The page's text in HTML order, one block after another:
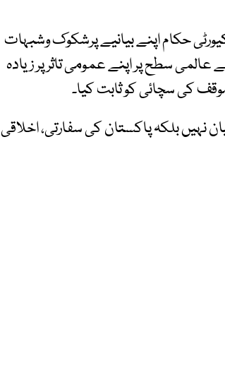
حکام اپنے بیانیے پرشکوک وشبہات
عالمی سطح پر اپنے عمومی تاثر پر زیادہ
کی سچائی کو ثابت کیا۔
نہیں بلکہ پاکستان کی سفارتی، اخلاقی